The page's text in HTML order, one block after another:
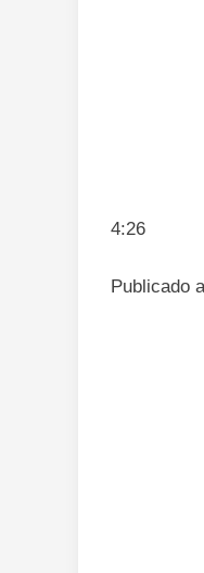
4:26
Publicado